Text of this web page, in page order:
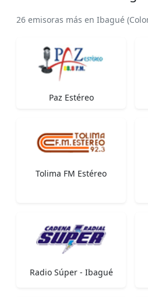
26 emisoras más en Ibagué
Paz Estéreo
Tolima FM Estéreo
Radio Súper - Ibagué